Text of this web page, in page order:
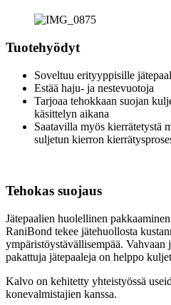
Tuotehyödyt
Soveltuu erityyppisille
Estää haju- ja nestevuotoja
Tarjoaa tehokkaan suojan
käsittelyn aikana
Saatavilla myös kierrätetystä
suljetun kierron
Tehokas suojaus
Jätepaalien huolellinen
RaniBond tekee jätehuollosta
ympäristöystävällisempää.
pakattuja jätepaaleja on helppo
Kalvo on kehitetty yhteistyössä
konevalmistajien kanssa.